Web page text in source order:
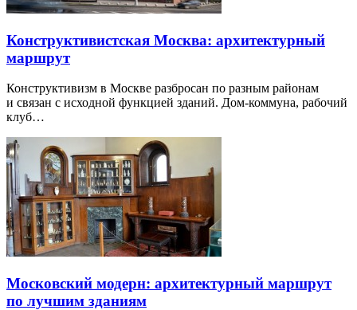
Конструктивистская Москва: архитектурный
маршрут
Конструктивизм в Москве разбросан по разным районам
и связан с исходной функцией зданий. Дом-коммуна, рабочий
клуб…
Московский модерн: архитектурный маршрут
по лучшим зданиям